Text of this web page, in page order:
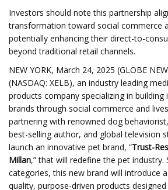
Investors should note this partnership
transformation toward social commerce
potentially enhancing their direct-to-
beyond traditional retail channels.
NEW YORK, March 24, 2025 (GLOBE
(NASDAQ: XELB), an industry leading
products company specializing in building
brands through social commerce and
partnering with renowned dog
best-selling author, and global television
launch an innovative pet brand, “Trust-
Millan,” that will redefine the pet industry.
categories, this new brand will introduce
quality, purpose-driven products